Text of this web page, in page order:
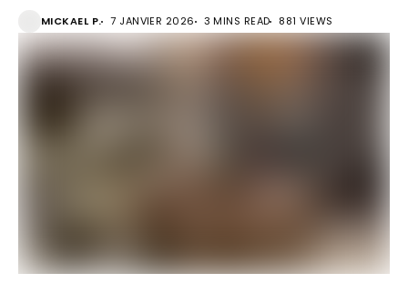
MICKAEL P. 7 JANVIER 2026 3 MINS READ 881 VIEWS